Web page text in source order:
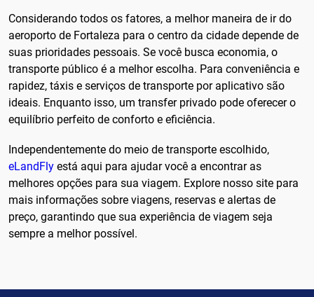
Considerando todos os fatores, a melhor maneira de ir do
aeroporto de Fortaleza para o centro da cidade depende de
suas prioridades pessoais. Se você busca economia, o
transporte público é a melhor escolha. Para conveniência e
rapidez, táxis e serviços de transporte por aplicativo são
ideais. Enquanto isso, um transfer privado pode oferecer o
equilíbrio perfeito de conforto e eficiência.
Independentemente do meio de transporte escolhido,
eLandFly está aqui para ajudar você a encontrar as
melhores opções para sua viagem. Explore nosso site para
mais informações sobre viagens, reservas e alertas de
preço, garantindo que sua experiência de viagem seja
sempre a melhor possível.